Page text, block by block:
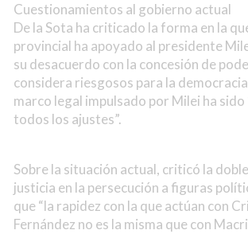
Cuestionamientos al gobierno actual
De la Sota ha criticado la forma en la
provincial ha apoyado al presidente
su desacuerdo con la concesión de
considera riesgosos para la
marco legal impulsado por Milei ha sido
todos los ajustes”.
Sobre la situación actual, criticó la
justicia en la persecución a figuras
que “la rapidez con la que actúan con
Fernández no es la misma que con